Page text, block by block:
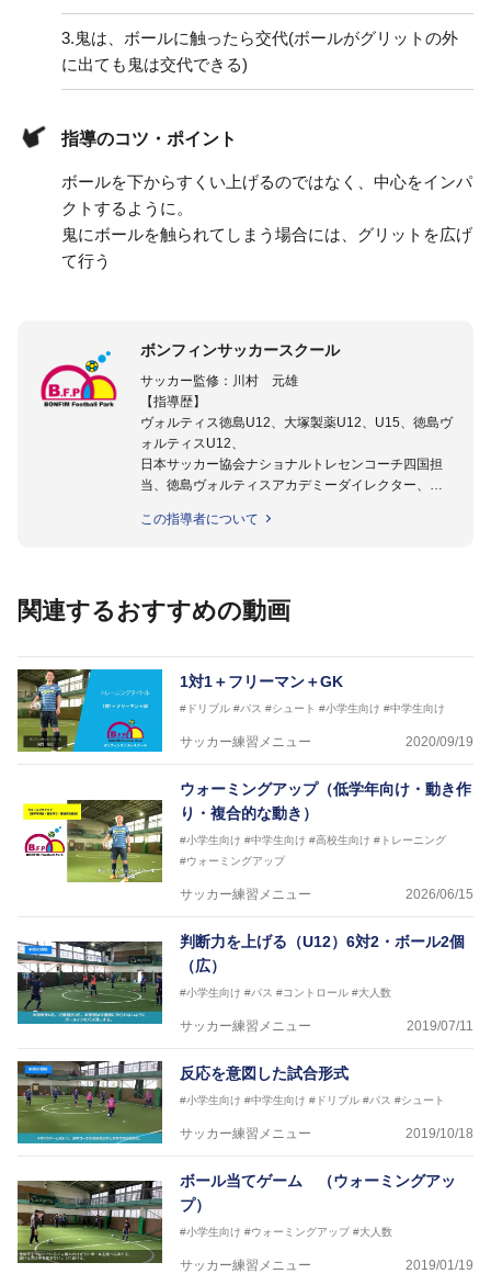
3.鬼は、ボールに触ったら交代(ボールがグリットの外
に出ても鬼は交代できる)
指導のコツ・ポイント
ボールを下からすくい上げるのではなく、中心をインパ
クトするように。
鬼にボールを触られてしまう場合には、グリットを広げ
て行う
ボンフィンサッカースクール
サッカー監修：川村 元雄
【指導歴】
ヴォルティス徳島U12、大塚製薬U12、U15、徳島ヴ
ォルティスU12、
日本サッカー協会ナショナルトレセンコーチ四国担
当、徳島ヴォルティスアカデミーダイレクター、
日本サッカー協会公認B級養成講習会インストラクタ
協会公認キッズリーダーチーフインストラクター
【指導歴】
FリーグU23選抜監督、ミャンマー女子フットサル代
日本サッカー協会フットサルインストラクター、AFC
（アジアサッカー連盟）フットサルインストラクター
JFA公認A級コーチジェネラルライセンス・JFA公認フ
ットサルB級コーチライセンス
横山 哲久
【指導歴】
ASV ペスカドーラ町田 監督、FC VIGORE 監督
日本サッカー協会公認B級ライセンス・日本サッカー
協会公認フットサルB級ライセンス
※全コーチボンフィンサッカースクール所属
この指導者について
関連するおすすめの動画
1対1＋フリーマン＋GK
#ドリブル #パス #シュート #小学生向け #中学生向け
サッカー練習メニュー 2020/09/19
ウォーミングアップ（低学年向け・動き作
り・複合的な動き）
#小学生向け #中学生向け #高校生向け #トレーニング
#ウォーミングアップ
サッカー練習メニュー 2026/06/15
判断力を上げる（U12）6対2・ボール2個
（広）
#小学生向け #パス #コントロール #大人数
サッカー練習メニュー 2019/07/11
反応を意図した試合形式
#小学生向け #中学生向け #ドリブル #パス #シュート
サッカー練習メニュー 2019/10/18
ボール当てゲーム （ウォーミングアッ
プ）
#小学生向け #ウォーミングアップ #大人数
サッカー練習メニュー 2019/01/19